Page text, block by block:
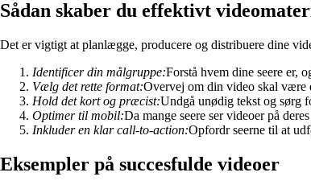
Sådan skaber du effektivt
Det er vigtigt at planlægge, producere og distribuere dine
Identificer din målgruppe:Forstå hvem dine seere er,
Vælg det rette format:Overvej om din video skal være
Hold det kort og præcist:Undgå unødig tekst og sørg
Optimer til mobil:Da mange seere ser videoer på
Inkluder en klar call-to-action:Opfordr seerne til at
Eksempler på succesfulde videoer